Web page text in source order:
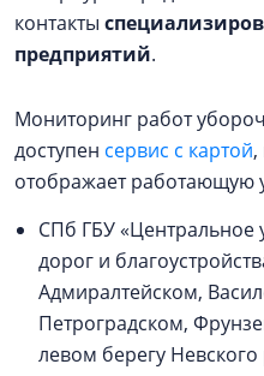
контакты
предприятий.
Мониторинг работ
доступен сервис с картой
отображает работающую
СПб ГБУ «Центральное
дорог и
Адмиралтейском,
Петроградском,
левом берегу